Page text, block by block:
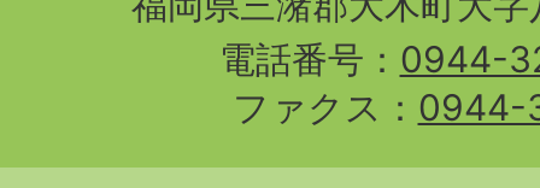
電話番号： 0944-
ファクス： 0944-